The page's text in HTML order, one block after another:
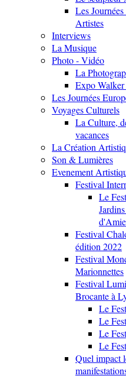
Les
Artistes
Interviews
La Musique
Photo - Vidéo
La
Expo
Les Journées
Voyages Culturels
La Culture,
vacances
La Création
Son & Lumières
Evenement
Festival
Le
Festival
édition 2022
Festival
Marionnettes
Festival
Brocante à
Le
Le
Le
Le
Quel impact